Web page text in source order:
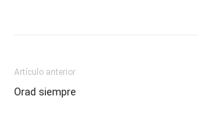
Artículo anterior
Orad siempre